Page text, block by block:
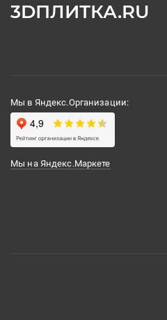
3DПЛИТКА.RU
Мы в Яндекс.Организации:
Мы на Яндекс.Маркете